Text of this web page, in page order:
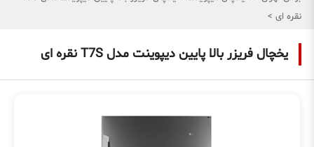
نقره ای >
یخچال فریزر بالا پایین دیپوینت مدل T7S نقره ای